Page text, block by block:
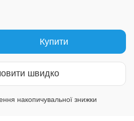
Купити
швидко
накопичувальної знижки